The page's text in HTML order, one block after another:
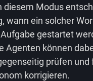
diesem Modus
wann ein solcher
gestartet
Agenten können
prüfen
korrigieren.